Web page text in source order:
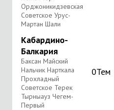
Орджоникидзевская
Советское Урус-
Мартан Шали
Кабардино-
Балкария
Баксан Майский
Нальчик Нарткала
Прохладный
Советское Терек
Тырныауз Чегем-
Первый
0Тем